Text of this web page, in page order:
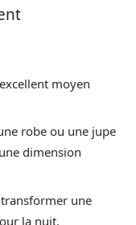
moyen
robe ou une jupe
dimension
une
la nuit.